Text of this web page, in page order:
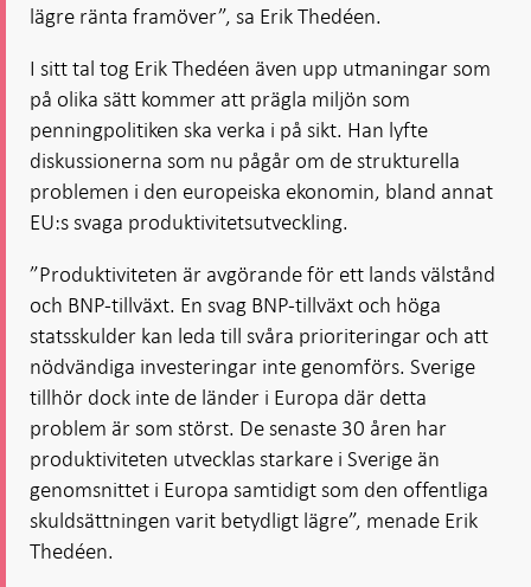
lägre ränta framöver”, sa Erik Thedéen.
I sitt tal tog Erik Thedéen även upp utmaningar som
på olika sätt kommer att prägla miljön som
penningpolitiken ska verka i på sikt. Han lyfte
diskussionerna som nu pågår om de strukturella
problemen i den europeiska ekonomin, bland annat
EU:s svaga produktivitetsutveckling.
”Produktiviteten är avgörande för ett lands välstånd
och BNP-tillväxt. En svag BNP-tillväxt och höga
statsskulder kan leda till svåra prioriteringar och att
nödvändiga investeringar inte genomförs. Sverige
tillhör dock inte de länder i Europa där detta
problem är som störst. De senaste 30 åren har
produktiviteten utvecklas starkare i Sverige än
genomsnittet i Europa samtidigt som den offentliga
skuldsättningen varit betydligt lägre”, menade Erik
Thedéen.